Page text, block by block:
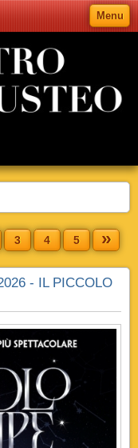
Menu
3 4 5 »
- IL PICCOLO